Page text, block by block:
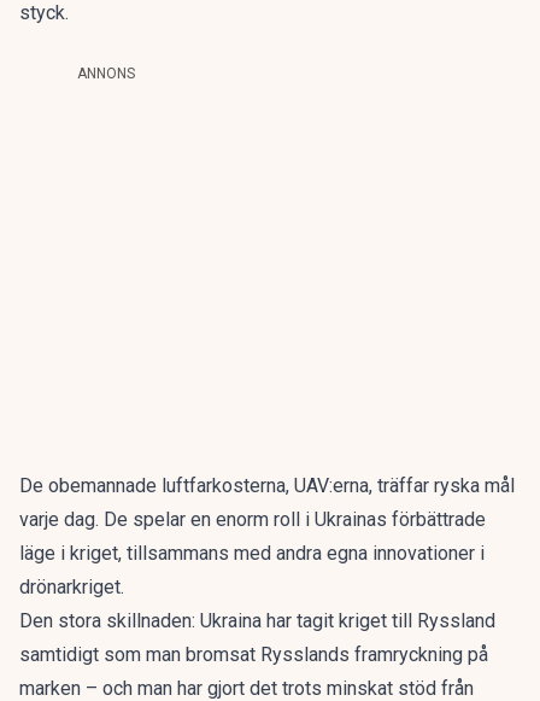
styck.
ANNONS
De obemannade luftfarkosterna, UAV:erna, träffar ryska mål
varje dag. De spelar en enorm roll i Ukrainas förbättrade
läge i kriget, tillsammans med andra egna innovationer i
drönarkriget.
Den stora skillnaden: Ukraina har tagit kriget till Ryssland
samtidigt som man bromsat Rysslands framryckning på
marken – och man har gjort det trots minskat stöd från